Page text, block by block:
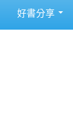
好書分享